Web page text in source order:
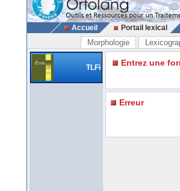
Accueil Portail lexical
Morphologie
TLFi Entrez une
Erreur